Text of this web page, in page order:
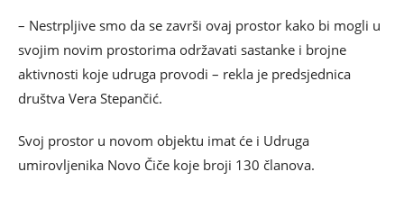
– Nestrpljive smo da se završi ovaj prostor kako bi mogli u
svojim novim prostorima održavati sastanke i brojne
aktivnosti koje udruga provodi – rekla je predsjednica
društva Vera Stepančić.
Svoj prostor u novom objektu imat će i Udruga
umirovljenika Novo Čiče koje broji 130 članova.